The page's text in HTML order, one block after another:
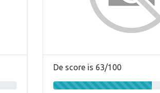
De score is 63/100